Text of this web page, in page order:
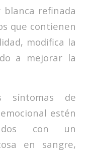
blanca refinada
que contienen
modifica la
a mejorar la
síntomas de
estén
con un
en sangre,